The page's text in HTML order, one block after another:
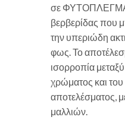
σε ΦΥΤΟΠΛΕΓΜΑ
βερβερίδας που
την υπεριώδη
φως. Το
ισορροπία
χρώματος και του
αποτελέσματος,
μαλλιών.